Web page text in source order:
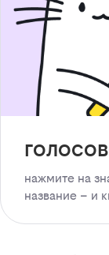
нажмите на
название – и